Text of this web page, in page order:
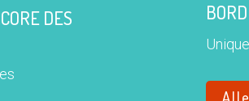
DES
BORD